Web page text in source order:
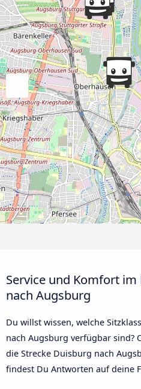
Service und Komfort
nach Augsburg
Du willst wissen, welche
nach Augsburg verfügbar sind?
die Strecke Duisburg nach
findest Du Antworten auf deine